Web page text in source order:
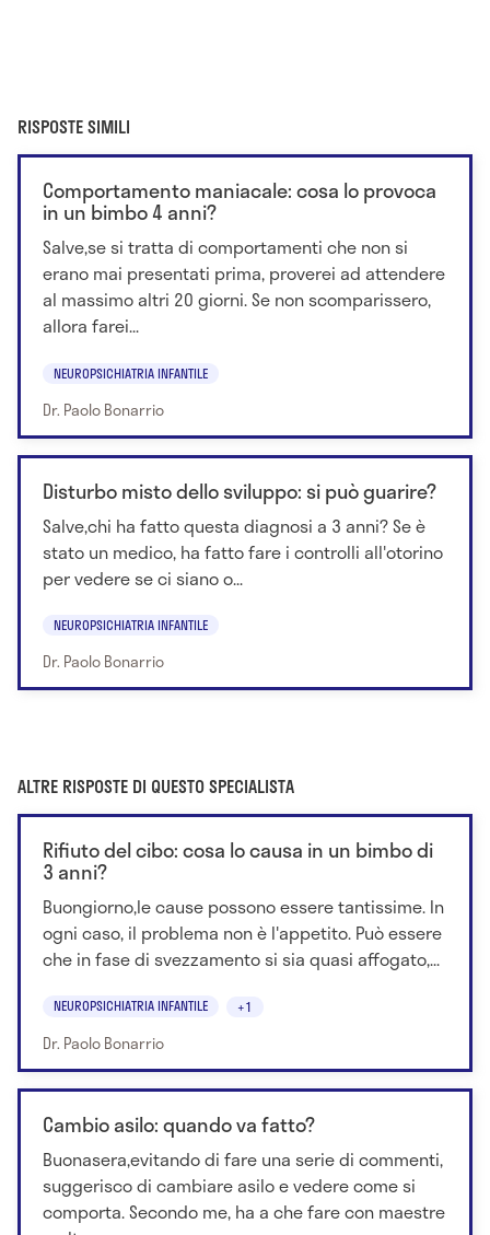
RISPOSTE SIMILI
Comportamento maniacale: cosa lo provoca
in un bimbo 4 anni?
Salve,se si tratta di comportamenti che non si
erano mai presentati prima, proverei ad attendere
al massimo altri 20 giorni. Se non scomparissero,
allora farei...
NEUROPSICHIATRIA INFANTILE
Dr. Paolo Bonarrio
Disturbo misto dello sviluppo: si può guarire?
Salve,chi ha fatto questa diagnosi a 3 anni? Se è
stato un medico, ha fatto fare i controlli all'otorino
per vedere se ci siano o...
NEUROPSICHIATRIA INFANTILE
Dr. Paolo Bonarrio
ALTRE RISPOSTE DI QUESTO SPECIALISTA
Rifiuto del cibo: cosa lo causa in un bimbo di
3 anni?
Buongiorno,le cause possono essere tantissime. In
ogni caso, il problema non è l'appetito. Può essere
che in fase di svezzamento si sia quasi affogato,...
NEUROPSICHIATRIA INFANTILE +1
Dr. Paolo Bonarrio
Cambio asilo: quando va fatto?
Buonasera,evitando di fare una serie di commenti,
suggerisco di cambiare asilo e vedere come si
comporta. Secondo me, ha a che fare con maestre